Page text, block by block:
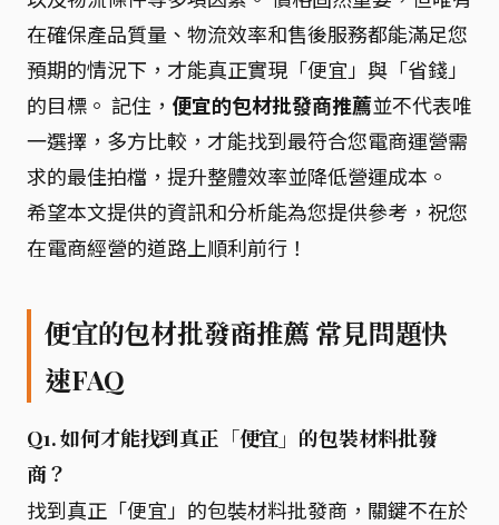
在確保產品質量、物流效率和售後服務都能滿足您
預期的情況下，才能真正實現「便宜」與「省錢」
的目標。 記住， 便宜的包材批發商推薦並不代表唯
一選擇，多方比較，才能找到最符合您電商運營需
求的最佳拍檔，提升整體效率並降低營運成本。
希望本文提供的資訊和分析能為您提供參考，祝您
在電商經營的道路上順利前行！
便宜的包材批發商推薦 常見問題快
速FAQ
Q1. 如何才能找到真正「便宜」的包裝材料批發
商？
找到真正「便宜」的包裝材料批發商，關鍵不在於